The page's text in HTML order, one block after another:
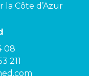
la Côte d’Azur
08
211